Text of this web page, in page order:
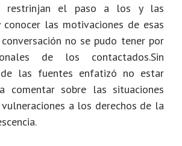
restrinjan el paso a los y las
conocer las motivaciones de esas
no se pudo tener por
de los contactados.Sin
de las fuentes enfatizó no estar
comentar sobre las situaciones
a los derechos de la